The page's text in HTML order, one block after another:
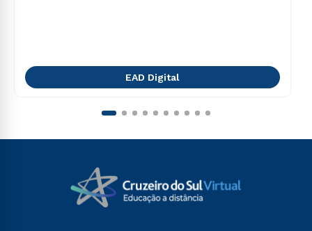
EAD Digital